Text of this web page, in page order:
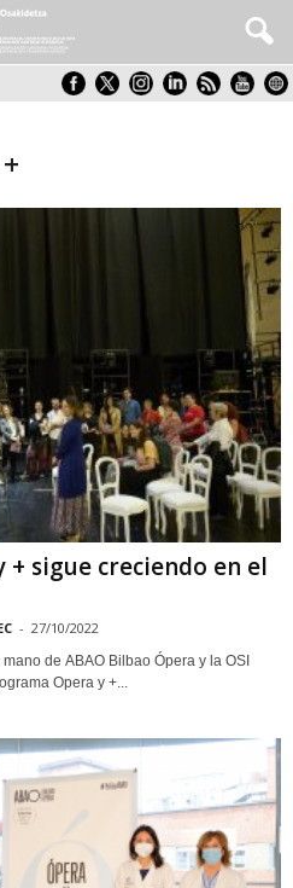
+ sigue creciendo en el
- 27/10/2022
de ABAO Bilbao Ópera y la OSI
Opera y +...